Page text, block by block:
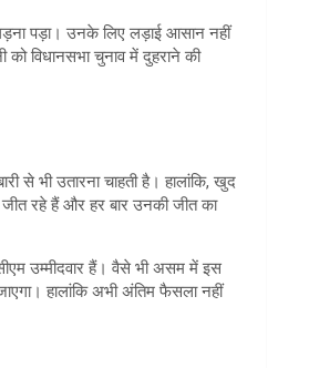
पड़ा। उनके लिए लड़ाई आसान नहीं
को विधानसभा चुनाव में दुहराने की
से भी उतारना चाहती है। हालांकि, खुद
जीत रहे हैं और हर बार उनकी जीत का
उम्मीदवार हैं। वैसे भी असम में इस
हालांकि अभी अंतिम फैसला नहीं